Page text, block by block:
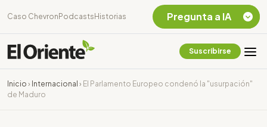
Caso Chevron Podcasts Historias
Suscribirse
Inicio › Internacional › El Parlamento Europeo condenó la "usurpación"
de Maduro
Pregunta a IA
Chevron Ecuador